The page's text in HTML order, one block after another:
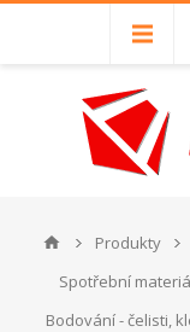
Produkty
Spotřební
Bodování - čelisti,